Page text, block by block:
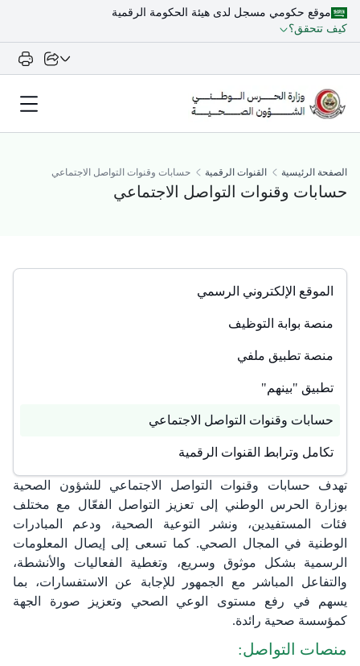
موقع حكومي مسجل لدى هيئة الحكومة الرقمية
كيف تتحقق؟
الصفحة الرئيسية القنوات الرقمية حسابات وقنوات التواصل الاجتماعي
حسابات وقنوات التواصل الاجتماعي
الموقع الإلكتروني الرسمي
منصة بوابة التوظيف
منصة تطبيق ملفي
تطبيق "بينهم"
حسابات وقنوات التواصل الاجتماعي
تكامل وترابط القنوات الرقمية
تهدف حسابات وقنوات التواصل الاجتماعي للشؤون الصحية
بوزارة الحرس الوطني إلى تعزيز التواصل الفعّال مع مختلف
فئات المستفيدين، ونشر التوعية الصحية، ودعم المبادرات
الوطنية في المجال الصحي. كما تسعى إلى إيصال المعلومات
الرسمية بشكل موثوق وسريع، وتغطية الفعاليات والأنشطة،
والتفاعل المباشر مع الجمهور للإجابة عن الاستفسارات، بما
يسهم في رفع مستوى الوعي الصحي وتعزيز صورة الجهة
كمؤسسة صحية رائدة.
منصات التواصل:​​​